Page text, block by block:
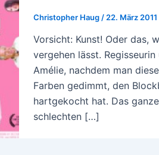
Christopher Haug / 22. März 2011
Vorsicht: Kunst! Oder das,
vergehen lässt.
Amélie, nachdem man
Farben gedimmt, den
hartgekocht hat. Das
schlechten […]